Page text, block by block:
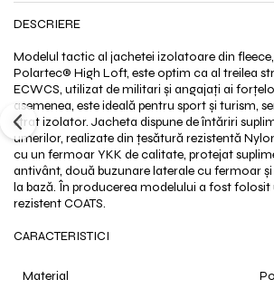
DESCRIERE
Modelul tactic al jachetei izolatoare din
Polartec®️ High Loft, este optim ca al treilea
ECWCS, utilizat de militari și angajați ai
asemenea, este ideală pentru sport și turism,
strat izolator. Jacheta dispune de întăriri
umerilor, realizate din țesătură rezistentă
cu un fermoar YKK de calitate, protejat
antivânt, două buzunare laterale cu fermoar
la bază. În producerea modelului a fost
rezistent COATS.
CARACTERISTICI
Material